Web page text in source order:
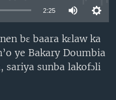
2:25
bɛ baara kɛlaw ka
ye Bakary Doumbia
sariya sunba lakofɔli